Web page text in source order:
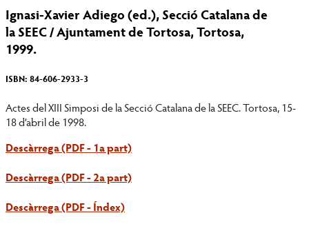
Ignasi-Xavier Adiego (ed.), Secció Catalana de
la SEEC / Ajuntament de Tortosa, Tortosa,
1999.
ISBN: 84-606-2933-3
Actes del XIII Simposi de la Secció Catalana de la SEEC. Tortosa, 15-
18 d’abril de 1998.
Descàrrega (PDF - 1a part)
Descàrrega (PDF - 2a part)
Descàrrega (PDF - Índex)